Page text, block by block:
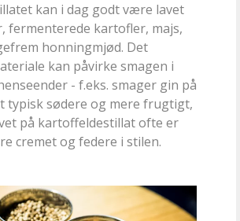
kan i dag godt være lavet
fermenterede kartofler, majs,
honningmjød. Det
kan påvirke smagen i
- f.eks. smager gin på
typisk sødere og mere frugtigt,
på kartoffeldestillat ofte er
cremet og federe i stilen.